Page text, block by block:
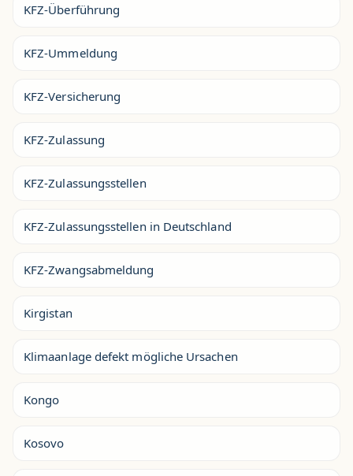
KFZ-Überführung
KFZ-Ummeldung
KFZ-Versicherung
KFZ-Zulassung
KFZ-Zulassungsstellen
KFZ-Zulassungsstellen in Deutschland
KFZ-Zwangsabmeldung
Kirgistan
Klimaanlage defekt mögliche Ursachen
Kongo
Kosovo